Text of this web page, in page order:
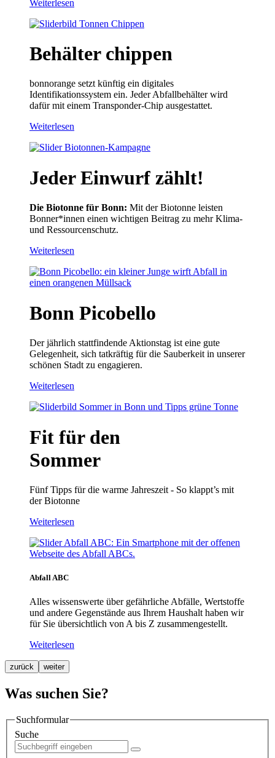
Weiterlesen
Behälter chippen
bonnorange setzt künftig ein digitales
Identifikationssystem ein. Jeder Abfallbehälter wird
dafür mit einem Transponder-Chip ausgestattet.
Weiterlesen
Jeder Einwurf zählt!
Die Biotonne für Bonn: Mit der Biotonne leisten
Bonner*innen einen wichtigen Beitrag zu mehr Klima-
und Ressourcenschutz.
Weiterlesen
Bonn Picobello
Der jährlich stattfindende Aktionstag ist eine gute
Gelegenheit, sich tatkräftig für die Sauberkeit in unserer
schönen Stadt zu engagieren.
Weiterlesen
Fit für den
Sommer
Fünf Tipps für die warme Jahreszeit - So klappt’s mit
der Biotonne
Weiterlesen
Abfall ABC
Alles wissenswerte über gefährliche Abfälle, Wertstoffe
und andere Gegenstände aus Ihrem Haushalt haben wir
für Sie übersichtlich von A bis Z zusammengestellt.
Weiterlesen
zurück weiter
Was suchen Sie?
Suchformular
Suche